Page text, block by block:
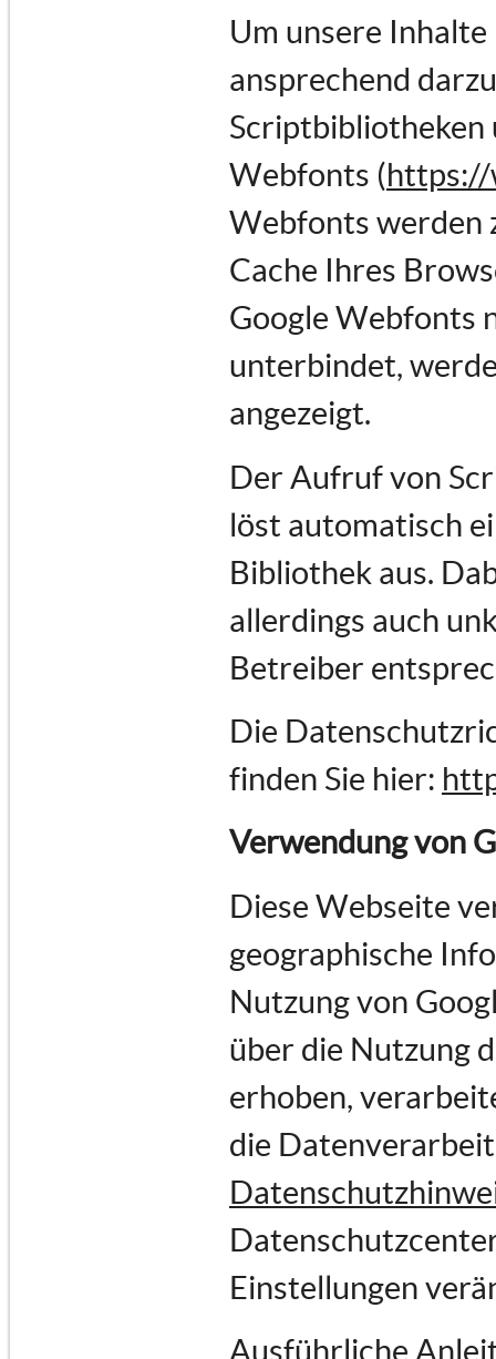
Um unsere
ansprechend
Scriptbibliotheken
Webfonts (https://
Webfonts werden
Cache Ihres
Google Webfonts
unterbindet,
angezeigt.
Der Aufruf von
löst automatisch
Bibliothek aus.
allerdings auch
Betreiber
Die
finden Sie hier:
Verwendung von
Diese Webseite
geographische
Nutzung von
über die Nutzung
erhoben,
die
Einstellungen
Ausführliche